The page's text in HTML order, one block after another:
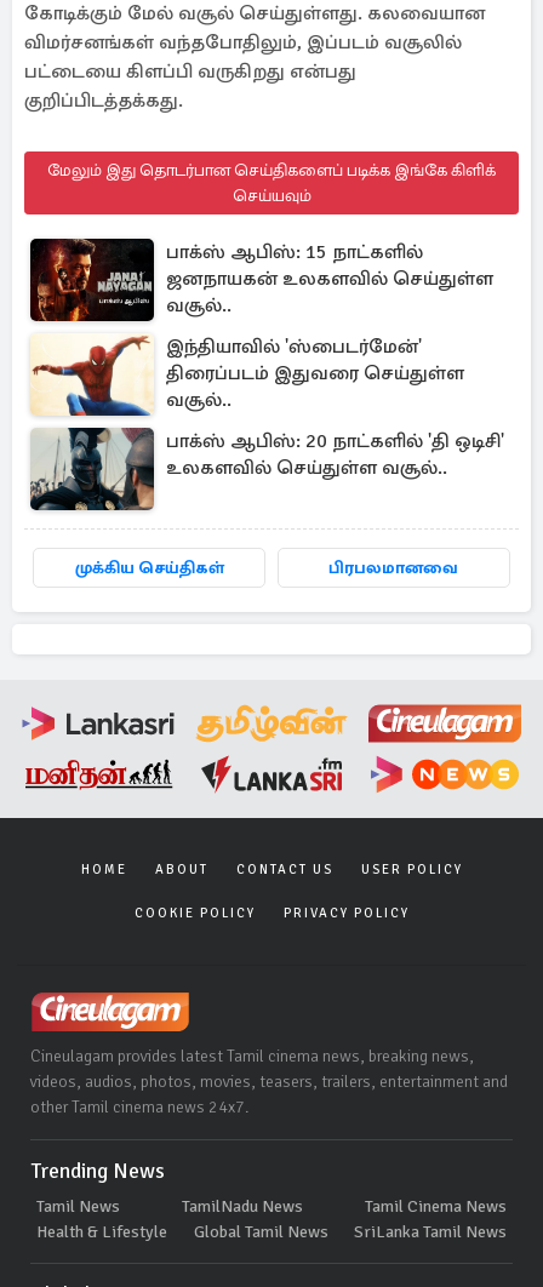
கோடிக்கும் மேல் வசூல் செய்துள்ளது. கலவையான
விமர்சனங்கள் வந்தபோதிலும், இப்படம் வசூலில்
பட்டையை கிளப்பி வருகிறது என்பது
குறிப்பிடத்தக்கது.
மேலும் இது தொடர்பான செய்திகளைப் படிக்க இங்கே கிளிக்
செய்யவும்
பாக்ஸ் ஆபிஸ்: 15 நாட்களில்
ஜனநாயகன் உலகளவில் செய்துள்ள
வசூல்..
இந்தியாவில் 'ஸ்பைடர்மேன்'
திரைப்படம் இதுவரை செய்துள்ள
வசூல்..
பாக்ஸ் ஆபிஸ்: 20 நாட்களில் 'தி ஒடிசி'
உலகளவில் செய்துள்ள வசூல்..
முக்கிய செய்திகள் பிரபலமானவை
HOME ABOUT CONTACT US USER POLICY
COOKIE POLICY PRIVACY POLICY
Cineulagam provides latest Tamil cinema news, breaking news,
videos, audios, photos, movies, teasers, trailers, entertainment and
other Tamil cinema news 24x7.
Trending News
Tamil News TamilNadu News
Tamil Cinema News
Health & Lifestyle
Global Tamil News SriLanka Tamil News